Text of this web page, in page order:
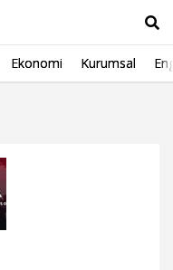
Ekonomi Kurumsal